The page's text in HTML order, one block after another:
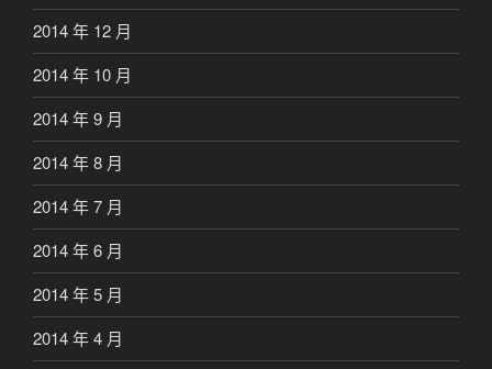
2014 年 12 月
2014 年 10 月
2014 年 9 月
2014 年 8 月
2014 年 7 月
2014 年 6 月
2014 年 5 月
2014 年 4 月